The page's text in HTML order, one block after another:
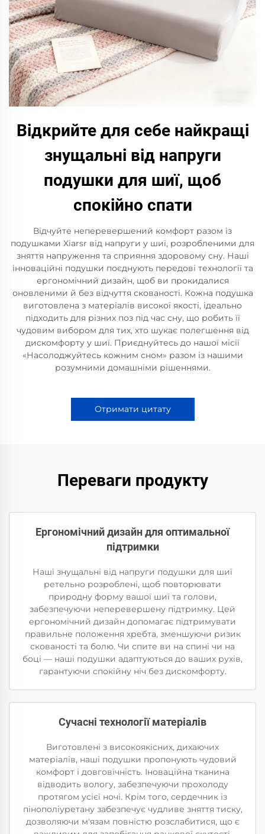
Відкрийте для себе найкращі
знущальні від напруги
подушки для шиї, щоб
спокійно спати
Відчуйте неперевершений комфорт разом із
подушками Xiarsr від напруги у шиї, розробленими для
зняття напруження та сприяння здоровому сну. Наші
інноваційні подушки поєднують передові технології та
ергономічний дизайн, щоб ви прокидалися
оновленими й без відчуття скованості. Кожна подушка
виготовлена з матеріалів високої якості, ідеально
підходить для різних поз під час сну, що робить її
чудовим вибором для тих, хто шукає полегшення від
дискомфорту у шиї. Приєднуйтесь до нашої місії
«Насолоджуйтесь кожним сном» разом із нашими
розумними домашніми рішеннями.
Отримати цитату
Переваги продукту
Ергономічний дизайн для оптимальної
підтримки
Наші знущальні від напруги подушки для шиї
ретельно розроблені, щоб повторювати
природну форму вашої шиї та голови,
забезпечуючи неперевершену підтримку. Цей
ергономічний дизайн допомагає підтримувати
правильне положення хребта, зменшуючи ризик
скованості та болю. Чи спите ви на спині чи на
боці — наші подушки адаптуються до ваших рухів,
гарантуючи спокійну ніч без дискомфорту.
Сучасні технології матеріалів
Виготовлені з високоякісних, дихаючих
матеріалів, наші подушки пропонують чудовий
комфорт і довговічність. Іноваційна тканина
відводить вологу, забезпечуючи прохолоду
протягом усієї ночі. Крім того, сердечник із
пінополіуретану забезпечує чудливе зняття тиску,
дозволяючи м'язам повністю розслабитися, що є